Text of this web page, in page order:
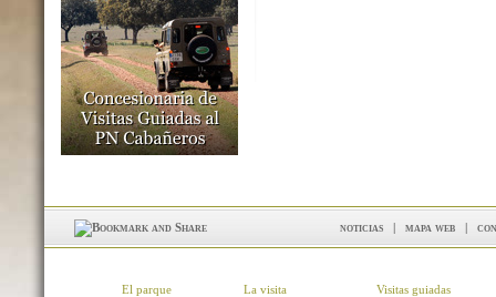
noticias | mapa web |
El parque La visita Visitas guiadas